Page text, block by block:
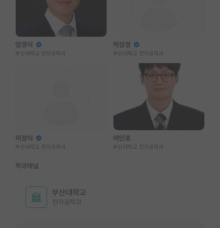
엄경식
부산대학교 전자공학과
박성경
부산대학교 전자공학과
이성식
부산대학교 전자공학과
이인호
부산대학교 전자공학과
학과채널
부산대학교
전자공학과